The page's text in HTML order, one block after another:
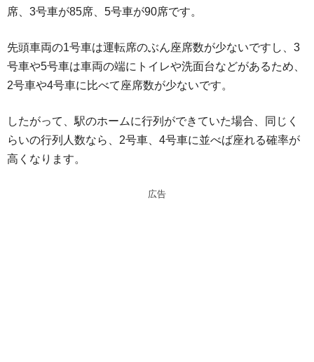
席、3号車が85席、5号車が90席です。
先頭車両の1号車は運転席のぶん座席数が少ないですし、3
号車や5号車は車両の端にトイレや洗面台などがあるため、
2号車や4号車に比べて座席数が少ないです。
したがって、駅のホームに行列ができていた場合、同じく
らいの行列人数なら、2号車、4号車に並べば座れる確率が
高くなります。
広告